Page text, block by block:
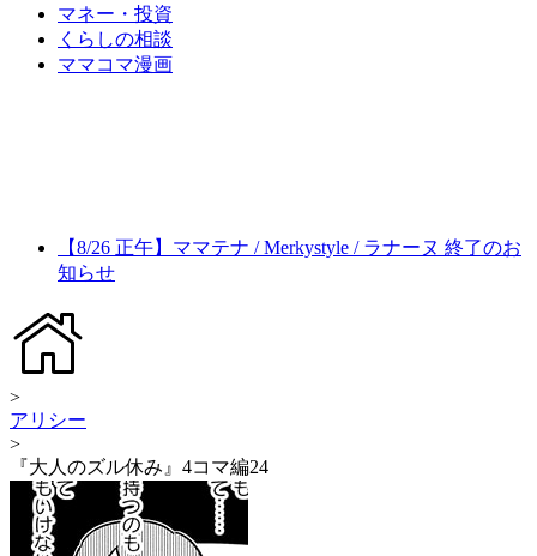
マネー・投資
くらしの相談
ママコマ漫画
【8/26 正午】ママテナ / Merkystyle / ラナーヌ 終了のお
知らせ
>
アリシー
>
『大人のズル休み』4コマ編24